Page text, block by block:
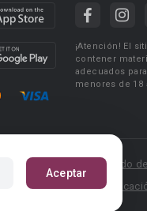
Aceptar
¡Atención! El
contener
adecuados
menores de 18
de uso
Acuerdo
Reglas para la